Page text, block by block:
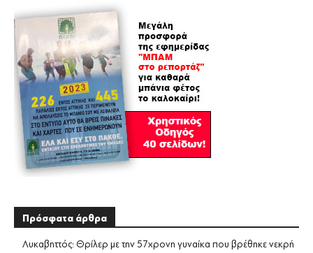
Πρόσφατα άρθρα
Λυκαβηττός: Θρίλερ με την 57χρονη γυναίκα που βρέθηκε νεκρή